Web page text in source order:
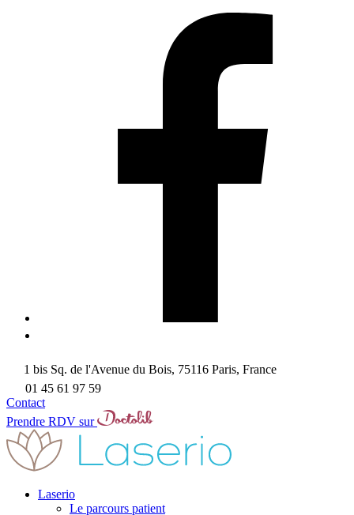
1 bis Sq. de l'Avenue du Bois, 75116 Paris, France
01 45 61 97 59
Contact
Prendre RDV sur
Laserio
Le parcours patient